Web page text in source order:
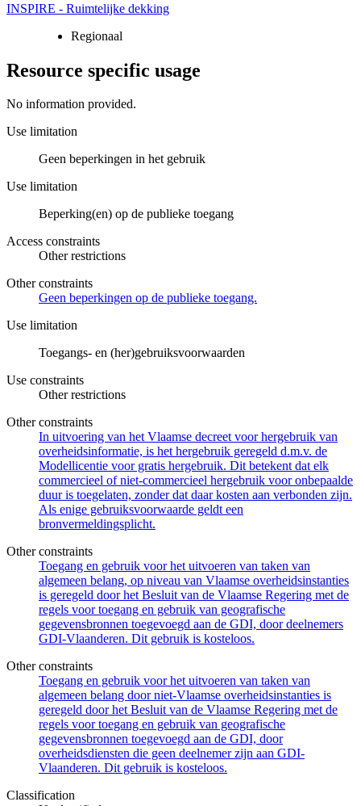
INSPIRE - Ruimtelijke dekking
Regionaal
Resource specific usage
No information provided.
Use limitation
Geen beperkingen in het gebruik
Use limitation
Beperking(en) op de publieke toegang
Access constraints
Other restrictions
Other constraints
Geen beperkingen op de publieke toegang.
Use limitation
Toegangs- en (her)gebruiksvoorwaarden
Use constraints
Other restrictions
Other constraints
In uitvoering van het Vlaamse decreet voor hergebruik van
overheidsinformatie, is het hergebruik geregeld d.m.v. de
Modellicentie voor gratis hergebruik. Dit betekent dat elk
commercieel of niet-commercieel hergebruik voor onbepaalde
duur is toegelaten, zonder dat daar kosten aan verbonden zijn.
Als enige gebruiksvoorwaarde geldt een
bronvermeldingsplicht.
Other constraints
Toegang en gebruik voor het uitvoeren van taken van
algemeen belang, op niveau van Vlaamse overheidsinstanties
is geregeld door het Besluit van de Vlaamse Regering met de
regels voor toegang en gebruik van geografische
gegevensbronnen toegevoegd aan de GDI, door deelnemers
GDI-Vlaanderen. Dit gebruik is kosteloos.
Other constraints
Toegang en gebruik voor het uitvoeren van taken van
algemeen belang door niet-Vlaamse overheidsinstanties is
geregeld door het Besluit van de Vlaamse Regering met de
regels voor toegang en gebruik van geografische
gegevensbronnen toegevoegd aan de GDI, door
overheidsdiensten die geen deelnemer zijn aan GDI-
Vlaanderen. Dit gebruik is kosteloos.
Classification